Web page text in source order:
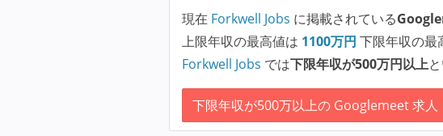
現在 Forkwell Jobs に掲載されている
上限年収の最高値は 1100万円 下限年収の最
Forkwell Jobs では下限年収が500万円以上
下限年収が500万以上の Googlemeet 求人